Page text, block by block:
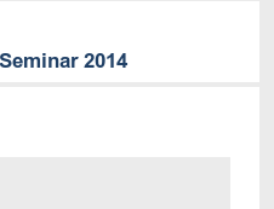
2014